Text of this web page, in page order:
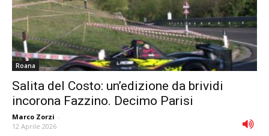
Roana
Salita del Costo: un’edizione da brividi
incorona Fazzino. Decimo Parisi
Marco Zorzi -
12 Aprile 2026